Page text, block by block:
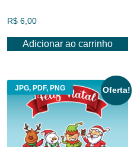
R$ 6,00
Adicionar ao carrinho
JPG, PDF, PNG Oferta!